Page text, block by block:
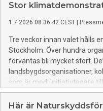
Stor
1.7.2026 08:36:42 CEST
Tre veckor innan valet hålls
Stockholm. Över hundra
förväntas bli mycket stort.
landsbygdsorganisationer,
som är med. Initiativtagare
Naturskyddsföreningen
Rebellpapporna och
Här är